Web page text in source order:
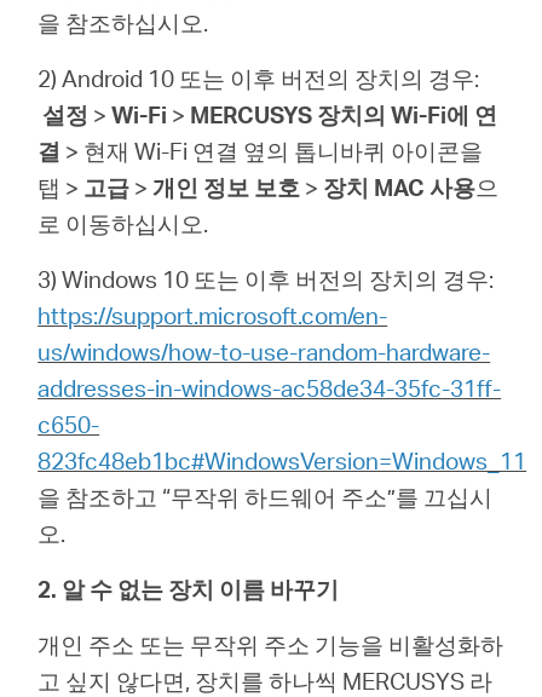
of Korea
을 참조하십시오.
2) Android 10 또는 이후 버전의 장치의 경우:
설정 >Wi-Fi > MERCUSYS 장치의 Wi-Fi에 연
결 > 현재 Wi-Fi 연결 옆의 톱니바퀴 아이콘을
탭 > 고급 >개인 정보 보호 > 장치 MAC 사용으
로 이동하십시오.
3) Windows 10 또는 이후 버전의 장치의 경우:
https://support.microsoft.com/en-
us/windows/how-to-use-random-hardware-
addresses-in-windows-ac58de34-35fc-31ff-
c650-
823fc48eb1bc#WindowsVersion=Windows_11
을 참조하고 “무작위 하드웨어 주소”를 끄십시
오.
2. 알 수 없는 장치 이름 바꾸기
개인 주소 또는 무작위 주소 기능을 비활성화하
고 싶지 않다면, 장치를 하나씩 MERCUSYS 라